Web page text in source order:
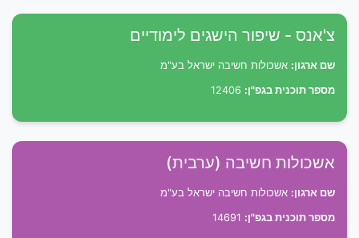
צ'אנס - שיפור הישגים לימודיים
שם ארגון: אשכולות חשיבה ישראל בע"מ
מספר תוכנית בגפ"ן:
אשכולות חשיבה (ערבית)
שם ארגון: אשכולות חשיבה ישראל בע"מ
מספר תוכנית בגפ"ן: